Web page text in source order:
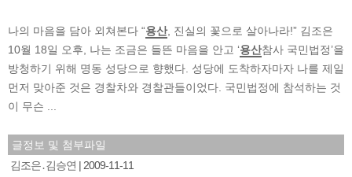
나의 마음을 담아 외쳐본다 “용산, 진실의 꽃으로 살아나라!” 김조은
10월 18일 오후, 나는 조금은 들뜬 마음을 안고 ‘용산참사 국민법정’을
방청하기 위해 명동 성당으로 향했다. 성당에 도착하자마자 나를 제일
먼저 맞아준 것은 경찰차와 경찰관들이었다. 국민법정에 참석하는 것
이 무슨 ...
글정보 및 첨부파일
김조은․김승연
2009-11-11